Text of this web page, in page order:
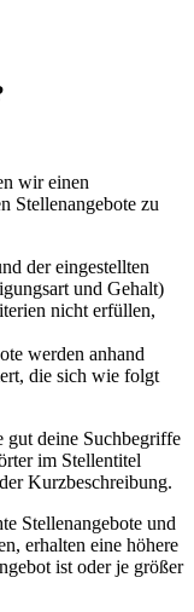
wir einen
Stellenangebote zu
der eingestellten
und Gehalt)
nicht erfüllen,
werden anhand
die sich wie folgt
deine Suchbegriffe
im Stellentitel
Kurzbeschreibung.
Stellenangebote und
erhalten eine höhere
ist oder je größer